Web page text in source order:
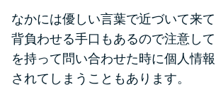
なかには優しい言葉で近づいて来
背負わせる手口もあるので注意し
を持って問い合わせた時に個人情
されてしまうこともあります。